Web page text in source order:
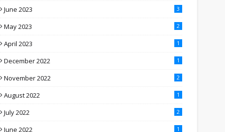
June 2023 3
May 2023 2
April 2023 1
December 2022 1
November 2022 2
August 2022 1
July 2022 2
June 2022 1